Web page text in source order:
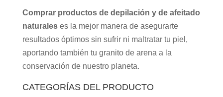
Comprar productos de depilación y de afeitado
naturaleses la mejor manera de asegurarte
resultados óptimos sin sufrir ni maltratar tu piel,
aportando también tu granito de arena a la
conservación de nuestro planeta.
CATEGORÍAS DEL PRODUCTO